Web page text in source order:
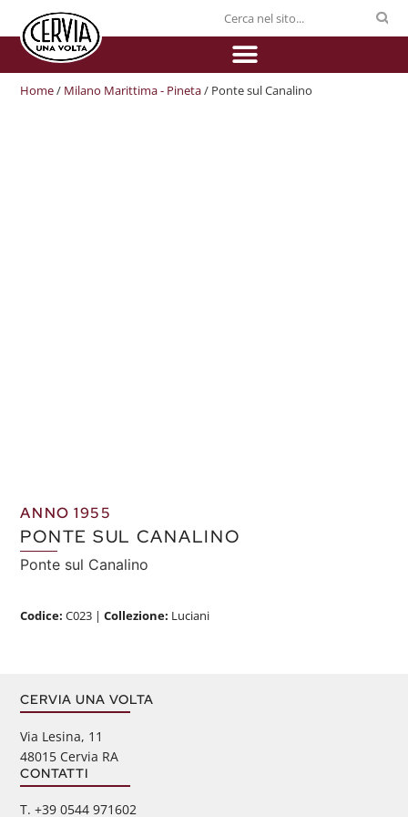
Home/ Milano Marittima - Pineta/ Ponte sul Canalino
ANNO 1955
PONTE SUL CANALINO
Ponte sul Canalino
Codice:C023 |Collezione: Luciani
CERVIA UNA VOLTA
Via Lesina, 11
48015 Cervia RA
CONTATTI
‭T. +39 0544 971602